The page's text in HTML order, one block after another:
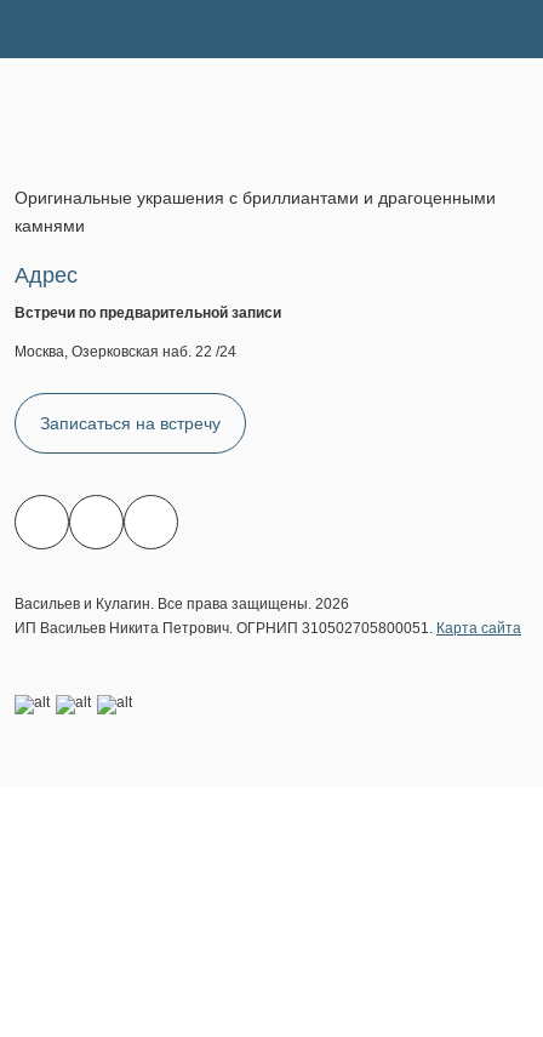
Оригинальные украшения с бриллиантами и драгоценными
камнями
Адрес
Встречи по предварительной записи
Москва, Озерковская наб. 22 /24
Записаться на встречу
Васильев и Кулагин. Все права защищены. 2026
ИП Васильев Никита Петрович. ОГРНИП 310502705800051. Карта сайта